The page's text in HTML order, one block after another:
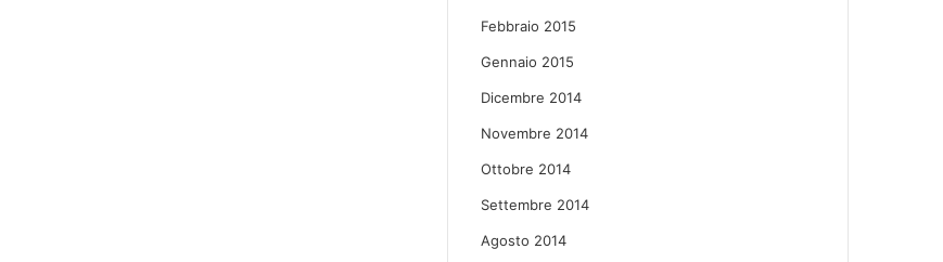
Febbraio 2015
Gennaio 2015
Dicembre 2014
Novembre 2014
Ottobre 2014
Settembre 2014
Agosto 2014